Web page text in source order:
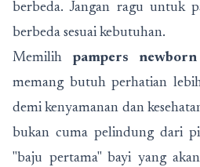
berbeda. Jangan ragu untuk
berbeda sesuai kebutuhan.
Memilih pampers
memang butuh perhatian
demi kenyamanan dan
bukan cuma pelindung dari
"baju pertama" bayi yang